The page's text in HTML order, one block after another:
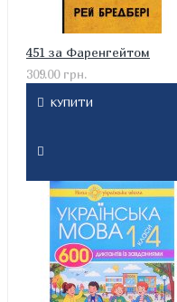
451 за Фаренгейтом
309.00 грн.
КУПИТИ